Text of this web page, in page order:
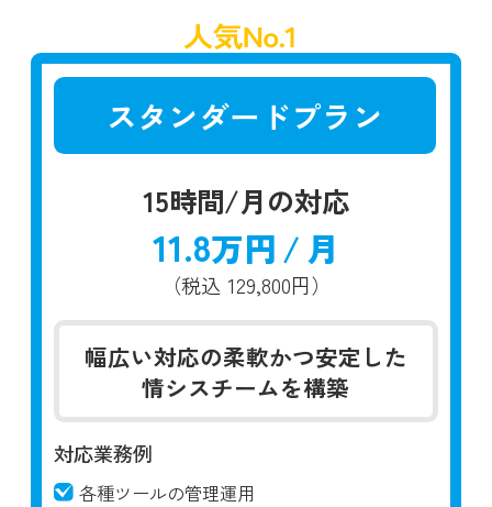
スタンダードプラン
15時間/月の対応
11.8万円/月
（税込 129,800円）
幅広い対応の柔軟かつ安定した
情シスチームを構築
対応業務例
各種ツールの管理運用